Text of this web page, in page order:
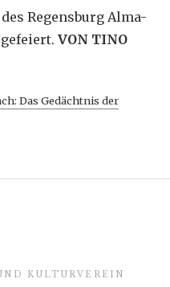
Regensburg Alma-
VON TINO
Das Gedächtnis der
KULTURVEREIN